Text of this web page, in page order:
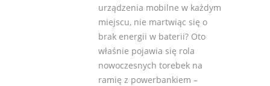
urządzenia mobilne w każdym
miejscu, nie martwiąc się o
brak energii w baterii? Oto
właśnie pojawia się rola
nowoczesnych torebek na
ramię z powerbankiem –